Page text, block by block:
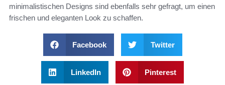
minimalistischen Designs sind ebenfalls sehr gefragt, um einen
frischen und eleganten Look zu schaffen.
Facebook Twitter
LinkedIn Pinterest